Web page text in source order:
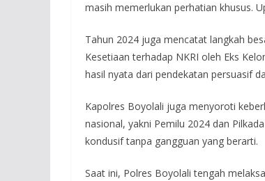
masih memerlukan perhatian khusus.
Tahun 2024 juga mencatat langkah
Kesetiaan terhadap NKRI oleh Eks
hasil nyata dari pendekatan persuasif
Kapolres Boyolali juga menyoroti
nasional, yakni Pemilu 2024 dan
kondusif tanpa gangguan yang berarti.
Saat ini, Polres Boyolali tengah